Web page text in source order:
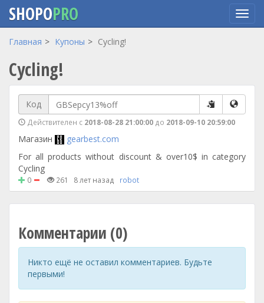
Перейти
основному
содержанию
SHOPOPRO
Главная Купоны Cycling!
Cycling!
Код
Действителен с 2018-08-28 21:00:00 до 2018-09-10 20:59:00
Магазин
gearbest.com
For all products without discount & over10$ in category
Cycling
0 261 8 лет назад robot
Комментарии (0)
Никто ещё не оставил комментариев. Будьте
первыми!